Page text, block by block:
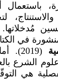
في
الشرع
هي